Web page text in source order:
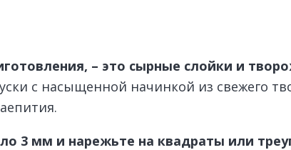
– это сырные слойки и
с насыщенной начинкой из свежего
3 мм и нарежьте на квадраты или